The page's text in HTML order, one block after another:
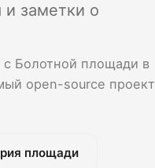
заметки о
Болотной площади в
open-source проект
площади